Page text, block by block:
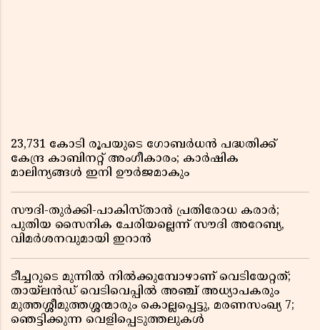
23,731 കോടി രൂപയുടെ ഗോബർധൻ പദ്ധതിക്ക്
കേന്ദ്ര കാബിനറ്റ് അംഗീകാരം; കാർഷിക
മാലിന്യങ്ങൾ ഇനി ഊർജമാകും
സൗദി-തുർക്കി-പാകിസ്താൻ പ്രതിരോധ കരാർ;
പുതിയ സൈനിക ചേരിയല്ലെന്ന് സൗദി അറേബ്യ,
വിമർശനവുമായി ഇറാൻ
ടീച്ചറുടെ മുന്നിൽ നിൽക്കുമ്പോഴാണ് വെടിയേറ്റത്;
തായ്‌ലൻഡ് വെടിവെപ്പിൽ അഞ്ച് അധ്യാപകരും
മുത്തശ്ശീമുത്തശ്ശന്മാരും കൊല്ലപ്പെട്ടു, മരണസംഖ്യ 7;
ഞെട്ടിക്കുന്ന വെളിപ്പെടുത്തലുകൾ